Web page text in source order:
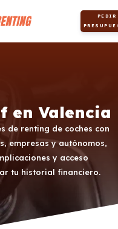
PEDIR
en Valencia
de renting de coches con
empresas y autónomos,
y acceso
tu historial financiero.